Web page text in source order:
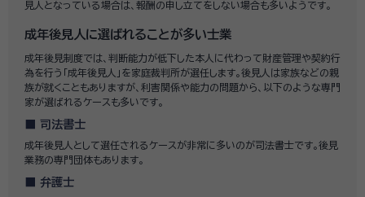
見人となっている場合は、報酬の申し立てをしない場合も多いようです。
成年後見人に選ばれることが多い士業
成年後見制度では、判断能力が低下した本人に代わって財産管理や契約行
為を行う「成年後見人」を家庭裁判所が選任します。後見人は家族などの親
族が就くこともありますが、利害関係や能力の問題から、以下のような専門
家が選ばれるケースも多いです。
司法書士
成年後見人として選任されるケースが非常に多いのが司法書士です。後見
業務の専門団体もあります。
弁護士